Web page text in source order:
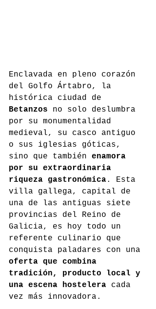
Enclavada en pleno corazón
del Golfo Ártabro, la
histórica ciudad de
Betanzos no solo deslumbra
por su monumentalidad
medieval, su casco antiguo
o sus iglesias góticas,
sino que también enamora
por su extraordinaria
riqueza gastronómica. Esta
villa gallega, capital de
una de las antiguas siete
provincias del Reino de
Galicia, es hoy todo un
referente culinario que
conquista paladares con una
oferta que combina
tradición, producto local y
una escena hostelera cada
vez más innovadora.